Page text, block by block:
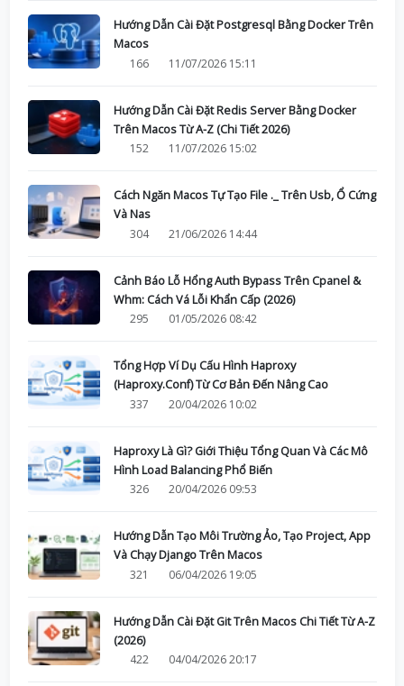
Hướng Dẫn Cài Đặt Postgresql Bằng Docker Trên
Macos
166
11/07/2026 15:11
Hướng Dẫn Cài Đặt Redis Server Bằng Docker
Trên Macos Từ A-Z (Chi Tiết 2026)
152
11/07/2026 15:02
Cách Ngăn Macos Tự Tạo File ._ Trên Usb, Ổ Cứng
Và Nas
304
21/06/2026 14:44
Cảnh Báo Lỗ Hổng Auth Bypass Trên Cpanel &
Whm: Cách Vá Lỗi Khẩn Cấp (2026)
295
01/05/2026 08:42
Tổng Hợp Ví Dụ Cấu Hình Haproxy
(Haproxy.Conf) Từ Cơ Bản Đến Nâng Cao
337
20/04/2026 10:02
Haproxy Là Gì? Giới Thiệu Tổng Quan Và Các Mô
Hình Load Balancing Phổ Biến
326
20/04/2026 09:53
Hướng Dẫn Tạo Môi Trường Ảo, Tạo Project, App
Và Chạy Django Trên Macos
321
06/04/2026 19:05
Hướng Dẫn Cài Đặt Git Trên Macos Chi Tiết Từ A-Z
(2026)
422
04/04/2026 20:17